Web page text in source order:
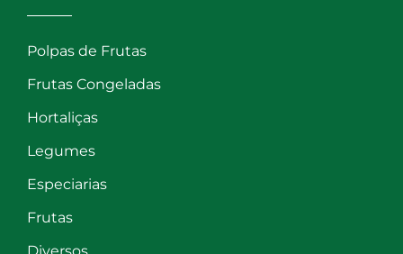
Polpas de Frutas
Frutas Congeladas
Hortaliças
Legumes
Especiarias
Frutas